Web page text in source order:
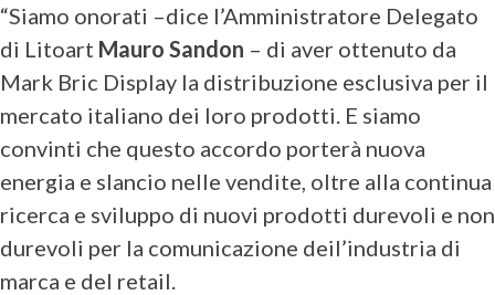
“Siamo onorati –dice l’Amministratore Delegato
di Litoart Mauro Sandon – di aver ottenuto da
Mark Bric Display la distribuzione esclusiva per il
mercato italiano dei loro prodotti. E siamo
convinti che questo accordo porterà nuova
energia e slancio nelle vendite, oltre alla continua
ricerca e sviluppo di nuovi prodotti durevoli e non
durevoli per la comunicazione deil’industria di
marca e del retail.